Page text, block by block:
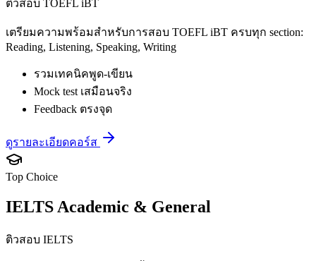
ติวสอบ TOEFL iBT
เตรียมความพร้อมสำหรับการสอบ TOEFL iBT ครบทุก section:
Reading, Listening, Speaking, Writing
รวมเทคนิคพูด-เขียน
Mock test เสมือนจริง
Feedback ตรงจุด
ดูรายละเอียดคอร์ส
Top Choice
IELTS Academic & General
ติวสอบ IELTS